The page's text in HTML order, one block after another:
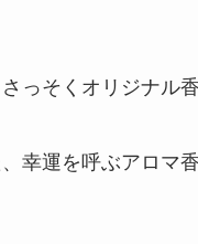
っそくオリジナル
幸運を呼ぶアロマ